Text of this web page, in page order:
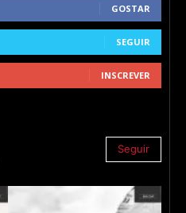
GOSTAR
SEGUIR
INSCREVER
Seguir